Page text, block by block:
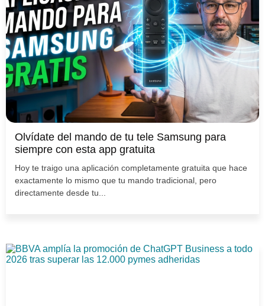
Olvídate del mando de tu tele Samsung para
siempre con esta app gratuita
Hoy te traigo una aplicación completamente gratuita que hace
exactamente lo mismo que tu mando tradicional, pero
directamente desde tu...